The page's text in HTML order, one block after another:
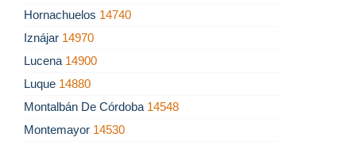
Hornachuelos 14740
Iznájar 14970
Lucena 14900
Luque 14880
Montalbán De Córdoba 14548
Montemayor 14530